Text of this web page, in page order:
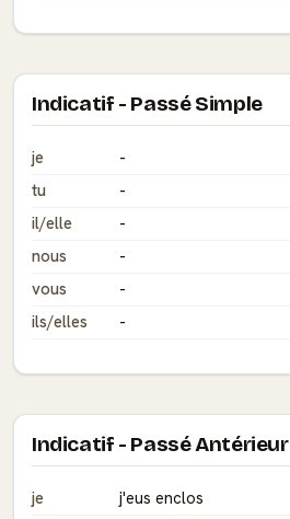
Indicatif - Passé Simple
je
-
tu
-
il/elle
-
nous
-
vous
-
ils/elles
-
Indicatif - Passé Antérieur
je
j'eus enclos